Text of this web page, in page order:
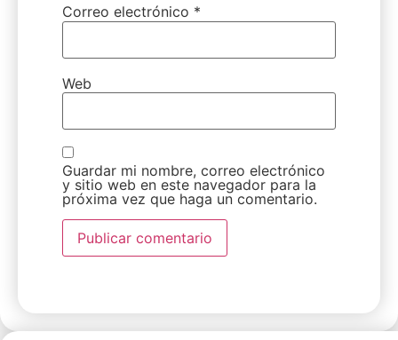
Correo electrónico *
Web
Guardar mi nombre, correo electrónico
y sitio web en este navegador para la
próxima vez que haga un comentario.